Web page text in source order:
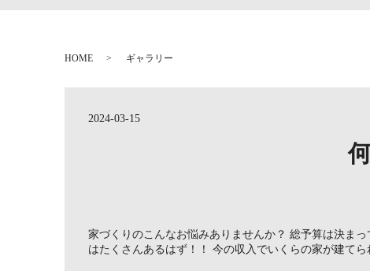
HOME ギャラリー
2024-03-15
家づくりのこんなお悩みありませんか？ 総予算は決ま
はたくさんあるはず！！ 今の収入でいくらの家が建て